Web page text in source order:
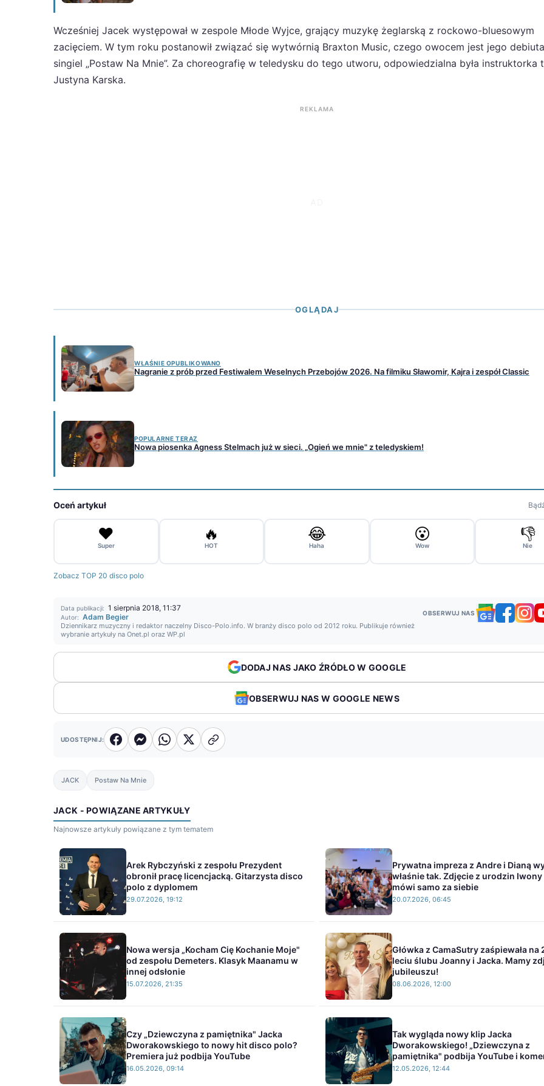
Wcześniej Jacek występował w zespole Młode Wyjce, grający muzykę żeglarską z rockowo-bluesowym
zacięciem. W tym roku postanowił związać się wytwórnią Braxton Music, czego owocem jest jego
singiel „Postaw Na Mnie”. Za choreografię w teledysku do tego utworu, odpowiedzialna była instruktorka
Justyna Karska.
REKLAMA
OGLĄDAJ
WŁAŚNIE OPUBLIKOWANO
Nagranie z prób przed Festiwalem Weselnych Przebojów 2026. Na filmiku Sławomir, Kajra i zespół Classic
POPULARNE TERAZ
Nowa piosenka Agness Stelmach już w sieci. „Ogień we mnie" z teledyskiem!
Oceń artykuł
❤️
Super
🔥
HOT
😂
Haha
😮
Wow
👎
Nie
Zobacz TOP 20 disco polo
Data publikacji: 1 sierpnia 2018, 11:37
Autor: Adam Begier
Dziennikarz muzyczny i redaktor naczelny Disco-Polo.info. W branży disco polo od 2012 roku. Publikuje również
wybranie artykuły na Onet.pl oraz WP.pl
OBSERWUJ NAS
DODAJ NAS JAKO ŹRÓDŁO W GOOGLE
OBSERWUJ NAS W GOOGLE NEWS
UDOSTĘPNIJ:
JACK Postaw Na Mnie
JACK - POWIĄZANE ARTYKUŁY
Najnowsze artykuły powiązane z tym tematem
Arek Rybczyński z zespołu Prezydent
obronił pracę licencjacką. Gitarzysta disco
polo z dyplomem
29.07.2026, 19:12
Prywatna impreza z Andre i Dianą
właśnie tak. Zdjęcie z urodzin Iwony
mówi samo za siebie
20.07.2026, 06:45
Nowa wersja „Kocham Cię Kochanie Moje"
od zespołu Demeters. Klasyk Maanamu w
innej odsłonie
15.07.2026, 21:35
Główka z CamaSutry zaśpiewała na
leciu ślubu Joanny i Jacka. Mamy
jubileuszu!
08.06.2026, 12:00
Czy „Dziewczyna z pamiętnika" Jacka
Dworakowskiego to nowy hit disco polo?
Premiera już podbija YouTube
16.05.2026, 09:14
Tak wygląda nowy klip Jacka
Dworakowskiego! „Dziewczyna z
pamiętnika" podbija YouTube i
12.05.2026, 12:44